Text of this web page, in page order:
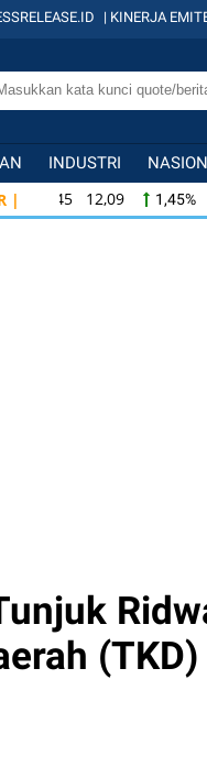
| KINERJA
INDUSTRI
| LQ45 640 9,44
ISSI
222 2,82